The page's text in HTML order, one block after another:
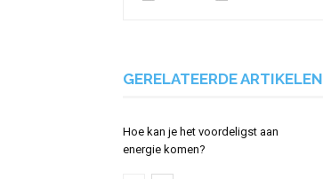
GERELATEERDE ARTIKELEN
Hoe kan je het voordeligst aan
energie komen?